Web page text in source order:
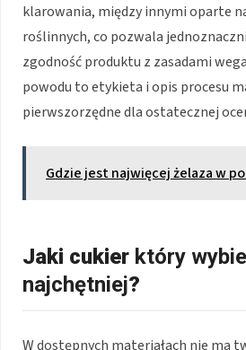
klarowania, między innymi oparte
roślinnych, co pozwala
zgodność produktu z zasadami
powodu to etykieta i opis procesu
pierwszorzędne dla ostatecznej
Gdzie jest najwięcej żelaza w
Jaki cukier który
najchętniej?
W dostępnych materiałach nie ma